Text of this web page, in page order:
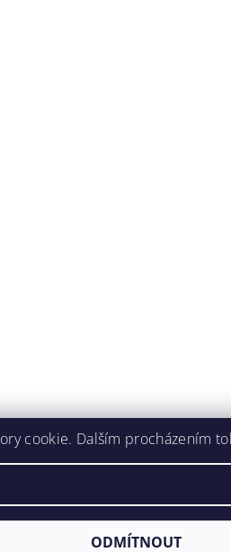
cookie. Dalším procházením
ODMÍTNOUT